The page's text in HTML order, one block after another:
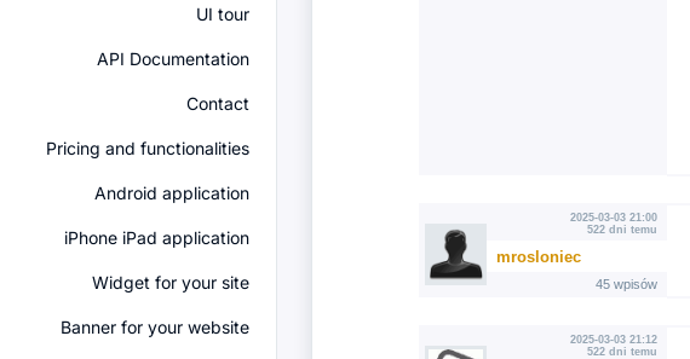
UI tour
API Documentation
Contact
Pricing and functionalities
Android application
iPhone iPad application
Widget for your site
Banner for your website
2025-03-03 21:00
522 dni temu
mrosloniec
45 wpisów
2025-03-03 21:12
522 dni temu